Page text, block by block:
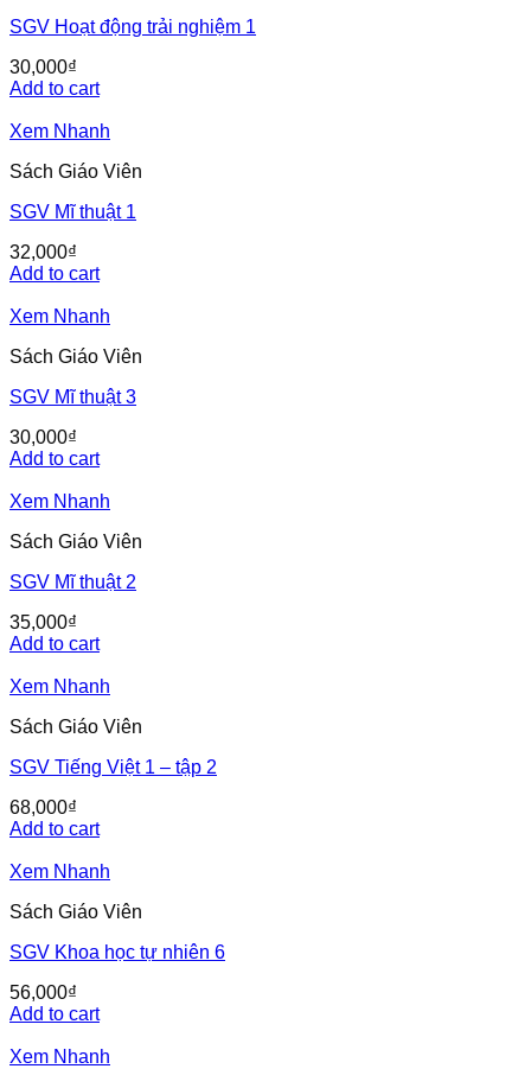
SGV Hoạt động trải nghiệm 1
30,000₫
Add to cart
Xem Nhanh
Sách Giáo Viên
SGV Mĩ thuật 1
32,000₫
Add to cart
Xem Nhanh
Sách Giáo Viên
SGV Mĩ thuật 3
30,000₫
Add to cart
Xem Nhanh
Sách Giáo Viên
SGV Mĩ thuật 2
35,000₫
Add to cart
Xem Nhanh
Sách Giáo Viên
SGV Tiếng Việt 1 – tập 2
68,000₫
Add to cart
Xem Nhanh
Sách Giáo Viên
SGV Khoa học tự nhiên 6
56,000₫
Add to cart
Xem Nhanh